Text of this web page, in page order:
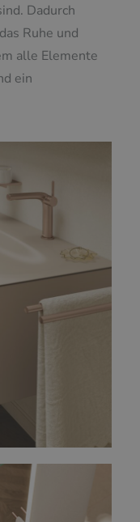
Dadurch
Ruhe und
alle Elemente
ein